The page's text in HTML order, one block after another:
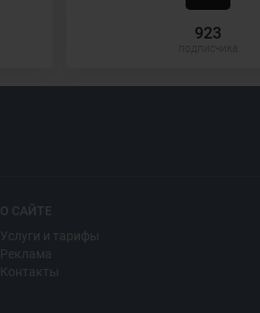
923
О САЙТЕ
Услуги и тарифы
Реклама
Контакты